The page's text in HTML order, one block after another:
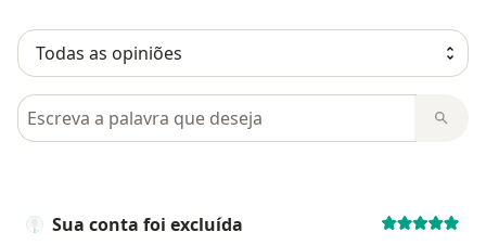
Pesquisar em opiniões
Sua conta foi excluída